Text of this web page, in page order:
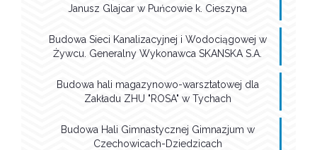
Janusz Glajcar w Puńcowie k. Cieszyna
Budowa Sieci Kanalizacyjnej i Wodociągowej w
Żywcu. Generalny Wykonawca SKANSKA S.A.
Budowa hali magazynowo-warsztatowej dla
Zakładu ZHU "ROSA" w Tychach
Budowa Hali Gimnastycznej Gimnazjum w
Czechowicach-Dziedzicach